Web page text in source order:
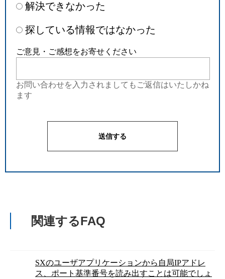
解決できなかった
探している情報ではなかった
ご意見・ご感想をお寄せください
お問い合わせを入力されましてもご返信はいたしかね
ます
関連するFAQ
SXのユーザアプリケーションから自局IPアドレ
ス、ポート基準番号を読み出すことは可能でしょ